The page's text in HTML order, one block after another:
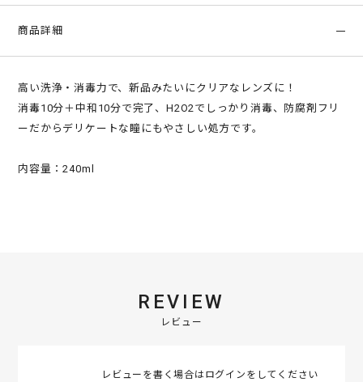
商品詳細
高い洗浄・消毒力で、新品みたいにクリアなレンズに！
消毒10分＋中和10分で完了、H2O2でしっかり消毒、防腐剤フリ
ーだからデリケートな瞳にもやさしい処方です。
内容量：240ml
REVIEW
レビュー
レビューを書く場合はログイン をしてください